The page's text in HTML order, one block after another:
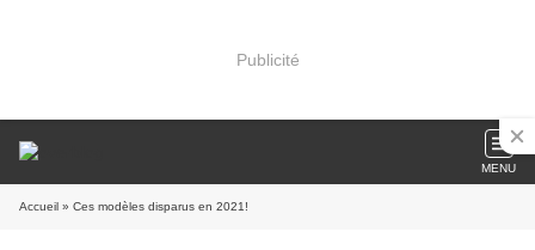
Publicité
MENU
Accueil » Ces modèles disparus en 2021!